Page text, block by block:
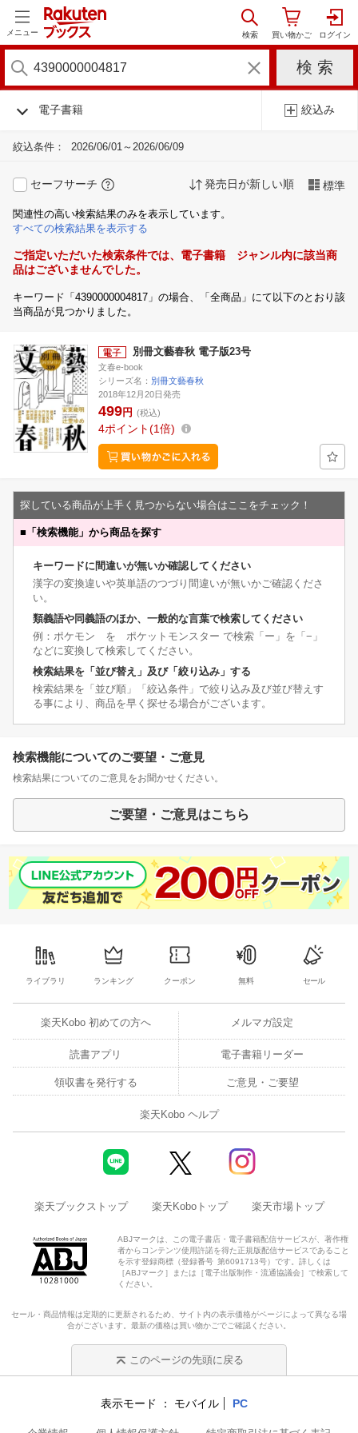
メニュー
電子書籍 絞込み
絞込条件： 2026/06/01～2026/06/09
セーフサーチ 発売日が新しい順 標準
関連性の高い検索結果のみを表示しています。
すべての検索結果を表示する
ご指定いただいた検索条件では、電子書籍 ジャンル内に該当商
品はございませんでした。
キーワード「4390000004817」の場合、「全商品」にて以下のとおり該
当商品が見つかりました。
別冊文藝春秋 電子版23号
文春e-book
シリーズ名： 別冊文藝春秋
2018年12月20日発売
499円 (税込)
4ポイント 1倍
探している商品が上手く見つからない場合はここをチェック！
■ 「検索機能」から商品を探す
キーワードに間違いが無いか確認してください
漢字の変換違いや英単語のつづり間違いが無いかご確認くださ
い。
類義語や同義語のほか、一般的な言葉で検索してください
例：ポケモン を ポケットモンスター で検索「ー」を「−」
などに変換して検索してください。
検索結果を「並び替え」及び「絞り込み」する
検索結果を「並び順」「絞込条件」で絞り込み及び並び替えす
る事により、商品を早く探せる場合がございます。
検索機能についてのご要望・ご意見
検索結果についてのご意見をお聞かせください。
ご要望・ご意見はこちら
ライブラリ ランキング クーポン 無料 セール
楽天Kobo 初めての方へ メルマガ設定
読書アプリ 電子書籍リーダー
領収書を発行する ご意見・ご要望
楽天Kobo ヘルプ
楽天ブックストップ 楽天Koboトップ 楽天市場トップ
ABJマークは、この電子書店・電子書籍配信サービスが、著作権
者からコンテンツ使用許諾を得た正規版配信サービスであること
を示す登録商標（登録番号 第6091713号）です。詳しくは
［ABJマーク］または［電子出版制作・流通協議会］で検索して
ください。
セール・商品情報は定期的に更新されるため、サイト内の表示価格がページによって異なる場
合がございます。最新の価格は買い物かごでご確認ください。
このページの先頭に戻る
表示モード モバイル PC